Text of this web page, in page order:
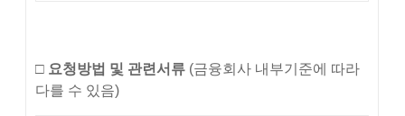
□ 요청방법 및 관련서류 (금융회사 내부기준에 따라
다를 수 있음)